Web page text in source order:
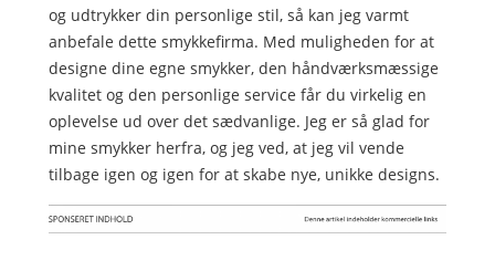
og udtrykker din personlige stil, så kan jeg varmt
anbefale dette smykkefirma. Med muligheden for at
designe dine egne smykker, den håndværksmæssige
kvalitet og den personlige service får du virkelig en
oplevelse ud over det sædvanlige. Jeg er så glad for
mine smykker herfra, og jeg ved, at jeg vil vende
tilbage igen og igen for at skabe nye, unikke designs.